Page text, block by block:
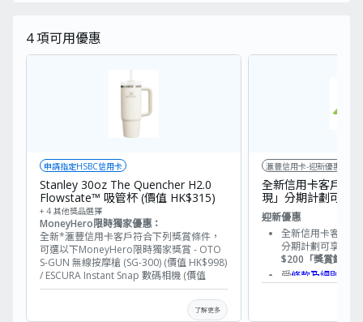
4項可用優惠
申請指定HSBC信用卡
Stanley 30oz The Quencher H2.0
Flowstate™ 吸管杯 (價值 HK$315)
+ 4 其他獎品選擇
MoneyHero限時獨家優惠：
全新*滙豐信用卡客戶符合下列獎賞條件，
可選以下MoneyHero限時獨家獎賞 - OTO
S-GUN 無線按摩槍 (SG-300) (價值 HK$998)
/ ESCURA Instant Snap 數碼相機 (價值
HK$399) / KODAK EKTAR H35 半格菲林相
機 (價值 HK$399) / Founist Vlogmate Mini
磁吸手機自拍鏡頭 (價值HK$398) / Stanley
了解更多
滙豐信用卡-迎新優惠
全新信用卡客戶成
現」分期計劃可獲
迎新優惠
全新信用卡客戶成
分期計劃可享迎新
$200 「獎賞錢」
受條款及細則